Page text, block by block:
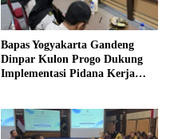
Bapas Yogyakarta Gandeng
Dinpar Kulon Progo Dukung
Implementasi Pidana Kerja